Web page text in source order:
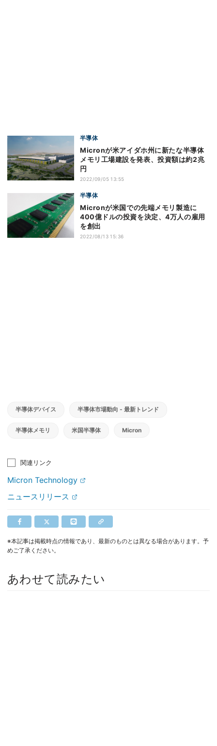
半導体
Micronが米アイダホ州に新たな半導体
メモリ工場建設を発表、投資額は約2兆
円
2022/09/05 13:55
半導体
Micronが米国での先端メモリ製造に
400億ドルの投資を決定、4万人の雇用
を創出
2022/08/13 15:36
半導体デバイス 半導体市場動向 - 最新トレンド
半導体メモリ 米国半導体 Micron
関連リンク
Micron Technology
ニュースリリース
※本記事は掲載時点の情報であり、最新のものとは異なる場合があります。予
めご了承ください。
あわせて読みたい